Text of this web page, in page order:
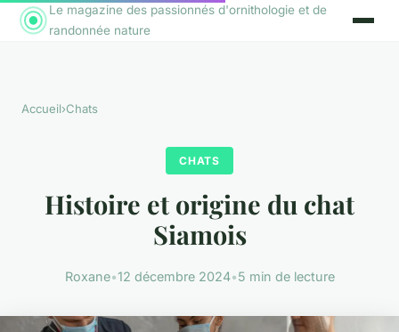
Le magazine des passionnés d'ornithologie et de
randonnée nature
Accueil›Chats
CHATS
Histoire et origine du chat
Siamois
Roxane•12 décembre 2024•5 min de lecture